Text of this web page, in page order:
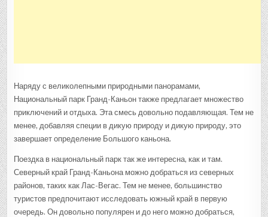
Наряду с великолепными природными панорамами,
Национальный парк Гранд-Каньон также предлагает множество
приключений и отдыха. Эта смесь довольно подавляющая. Тем не
менее, добавляя специи в дикую природу и дикую природу, это
завершает определение Большого каньона.
Поездка в национальный парк так же интересна, как и там.
Северный край Гранд-Каньона можно добраться из северных
районов, таких как Лас-Вегас. Тем не менее, большинство
туристов предпочитают исследовать южный край в первую
очередь. Он довольно популярен и до него можно добраться,